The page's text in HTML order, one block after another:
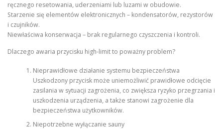
ręcznego resetowania, uderzeniami lub luzami w obudowie.
Starzenie się elementów elektronicznych – kondensatorów, rezystorów
i czujników.
Niewłaściwa konserwacja – brak regularnego czyszczenia i kontroli.
Dlaczego awaria przycisku high-limit to poważny problem?
Nieprawidłowe działanie systemu bezpieczeństwa
Uszkodzony przycisk może uniemożliwić prawidłowe odcięcie
zasilania w sytuacji zagrożenia, co zwiększa ryzyko przegrzania i
uszkodzenia urządzenia, a także stanowi zagrożenie dla
bezpieczeństwa użytkowników.
Niepotrzebne wyłączanie sauny